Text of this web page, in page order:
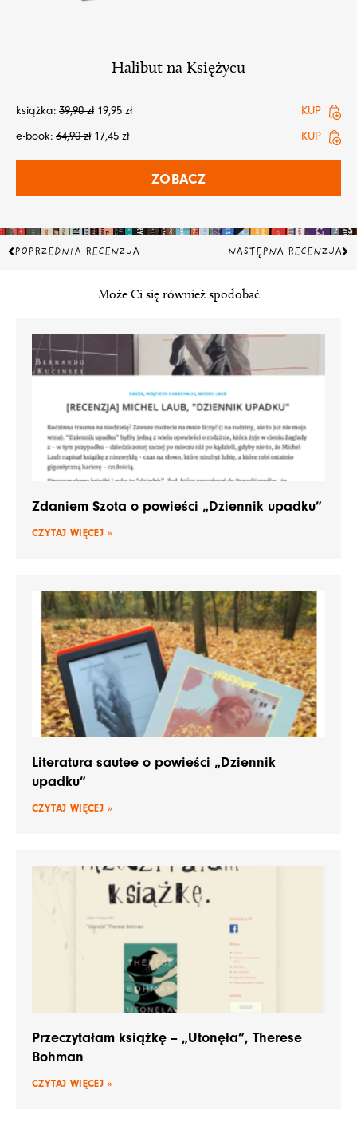
Halibut na Księżycu
książka: 39,90zł 19,95 zł
KUP
e-book: 34,90zł 17,45 zł KUP
ZOBACZ
Prev
POPRZEDNIA RECENZJA NASTĘPNA RECENZJA
Może Ci się również spodobać
Zdaniem Szota o powieści „Dziennik upadku”
CZYTAJ WIĘCEJ »
Literatura sautee o powieści „Dziennik
upadku”
CZYTAJ WIĘCEJ »
Przeczytałam książkę – „Utonęła”, Therese
Bohman
CZYTAJ WIĘCEJ »